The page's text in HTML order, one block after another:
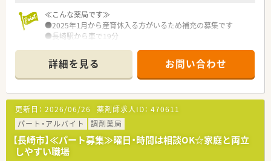
■週1日～、時間の相談も可能です☆Wワークをご希望の方もお
問合せ下さい！
■パートの方にも賞与を寸志支給あり！長く働ける方をお待ちし
ております。
※駐車場は無いため公共交通機関での通勤となります
≪こんな薬局です≫
●2025年1月から産育休入る方がいるため補充の募集です
●長崎駅から車で19分
す。
●一包化はほとんどありません
●まずはピッキングから始めて投薬になります
●眼科もあるため調剤業務も多くございません
≪こんな会社です≫
●社長は女性で、元気いっぱいの方です
●年に1回、年間の5日の有給予定日を全員決めております
●管理薬剤師も休みますし、当然他の勤務薬剤師も休むという考
え方です
詳細を見る お問い合わせ
更新日： 2026/06/26 薬剤師求人ID： 470611
パート・アルバイト
調剤薬局
【長崎市】≪パート募集≫曜日・時間は相談OK☆家庭と両立
しやすい職場